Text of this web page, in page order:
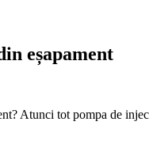
eșapament
Atunci tot pompa de